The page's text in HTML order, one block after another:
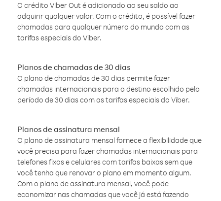
O crédito Viber Out é adicionado ao seu saldo ao
adquirir qualquer valor. Com o crédito, é possível fazer
chamadas para qualquer número do mundo com as
tarifas especiais do Viber.
Planos de chamadas de 30 dias
O plano de chamadas de 30 dias permite fazer
chamadas internacionais para o destino escolhido pelo
período de 30 dias com as tarifas especiais do Viber.
Planos de assinatura mensal
O plano de assinatura mensal fornece a flexibilidade que
você precisa para fazer chamadas internacionais para
telefones fixos e celulares com tarifas baixas sem que
você tenha que renovar o plano em momento algum.
Com o plano de assinatura mensal, você pode
economizar nas chamadas que você já está fazendo